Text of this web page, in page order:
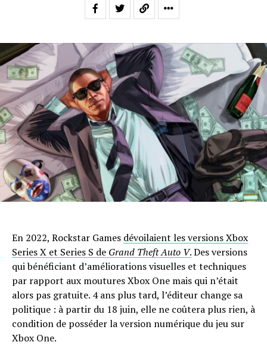
En 2022, Rockstar Games dévoilaient les versions Xbox
Series X et Series S de Grand Theft Auto V.Des versions
qui bénéficiant d’améliorations visuelles et techniques
par rapport aux moutures Xbox One mais qui n’était
alors pas gratuite. 4 ans plus tard, l’éditeur change sa
politique : à partir du 18 juin, elle ne coûtera plus rien, à
condition de posséder la version numérique du jeu sur
Xbox One.